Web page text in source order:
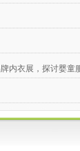
内衣展，探讨婴童